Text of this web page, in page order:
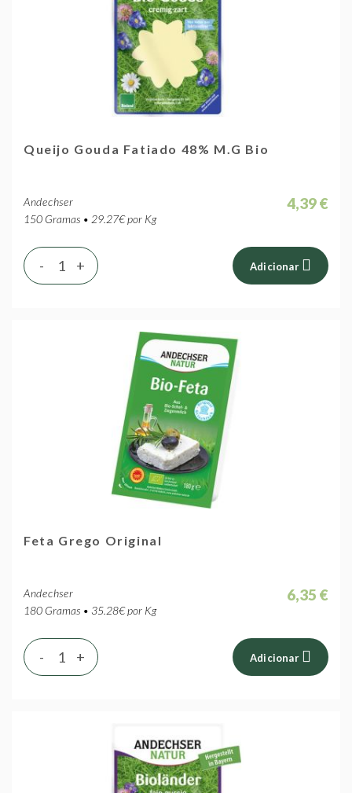
Queijo Gouda Fatiado 48% M.G Bio
Andechser
150 Gramas • 29.27€ por Kg
4,39 €
+
- Adicionar
Feta Grego Original
Andechser
180 Gramas • 35.28€ por Kg
6,35 €
+
- Adicionar